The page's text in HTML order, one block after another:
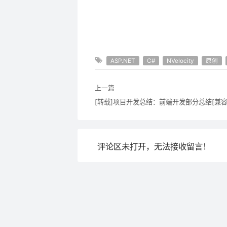
ASP.NET C# NVelocity 原创
上一篇
评论区未打开，无法接收留言！